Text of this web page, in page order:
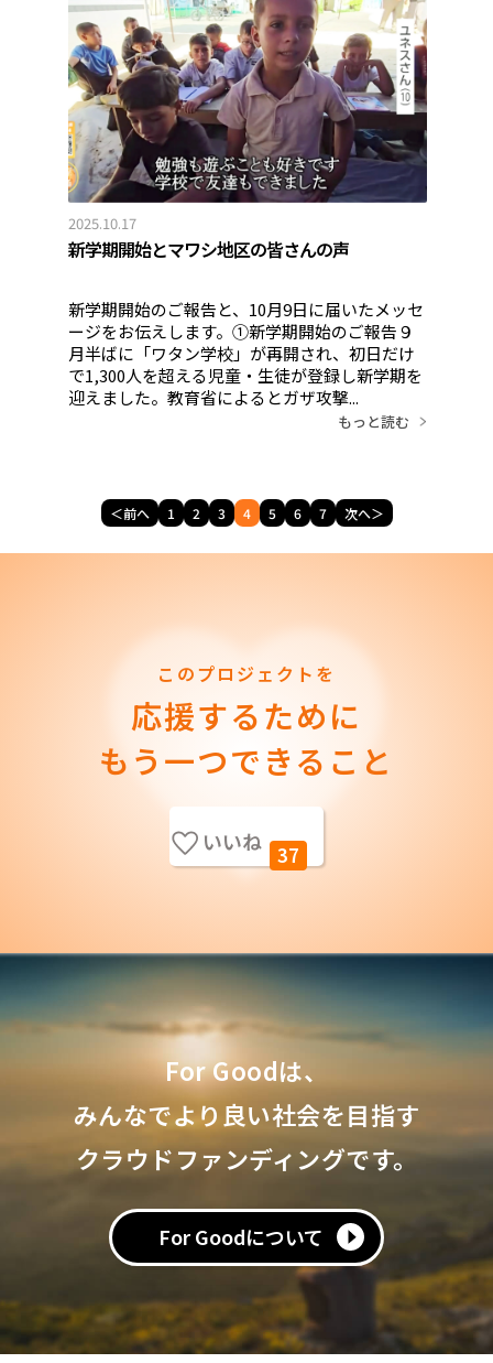
2025.10.17
新学期開始とマワシ地区の皆さんの声
新学期開始のご報告と、10月9日に届いたメッセ
ージをお伝えします。①新学期開始のご報告９
月半ばに「ワタン学校」が再開され、初日だけ
で1,300人を超える児童・生徒が登録し新学期を
迎えました。教育省によるとガザ攻撃...
もっと読む
＜前へ 1 2 3 4 5 6 7 次へ＞
このプロジェクトを
応援するために
もう一つできること
いいね 37
For Goodは、
みんなでより良い社会を目指す
クラウドファンディングです。
For Goodについて